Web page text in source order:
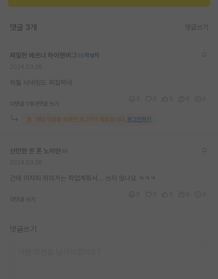
반도체 아카데미
재팬라운지 🌸
댓글 3개 댓글쓰기
찌질한 베르너 하이젠버그
작성자
하필 닉네임도 찌질하네
대댓글 1개 대댓글 쓰기
해당 댓글을 보려면 로그인이 필요합니다. 로그인하기
산만한 존 폰 노이만
근데 어차피 위의거는 학업계획서... 쓰지 않나요 ㅋㅋㅋ
대댓글 쓰기
댓글쓰기